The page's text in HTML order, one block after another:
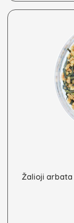
Žalioji arbata